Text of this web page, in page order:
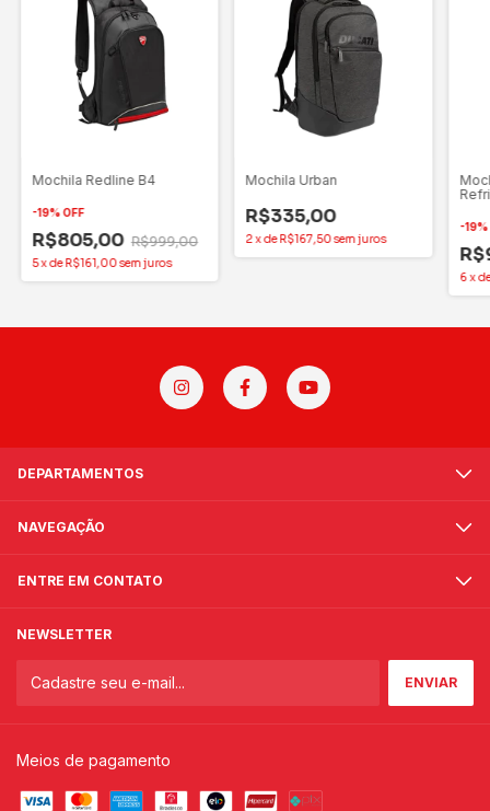
Mochila Redline B4
-19%OFF
R$805,00 R$999,00
5xde R$161,00sem juros
Mochila Urban
R$335,00
2xde R$167,50sem juros
-19%
6x
DEPARTAMENTOS
NAVEGAÇÃO
ENTRE EM CONTATO
NEWSLETTER
Meios de pagamento